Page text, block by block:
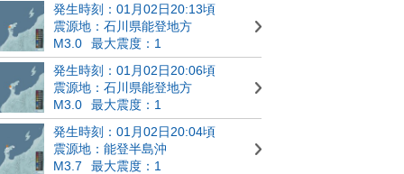
発生時刻：01月02日20:13頃
震源地：石川県能登地方
M3.0
最大震度：1
発生時刻：01月02日20:06頃
震源地：石川県能登地方
M3.0
最大震度：1
発生時刻：01月02日20:04頃
震源地：能登半島沖
M3.7
最大震度：1